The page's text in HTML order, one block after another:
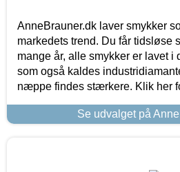
AnneBrauner.dk laver smykker
markedets trend. Du får tidsløse
mange år, alle smykker er lavet i
som også kaldes
næppe findes stærkere. Klik her
Se udvalget på